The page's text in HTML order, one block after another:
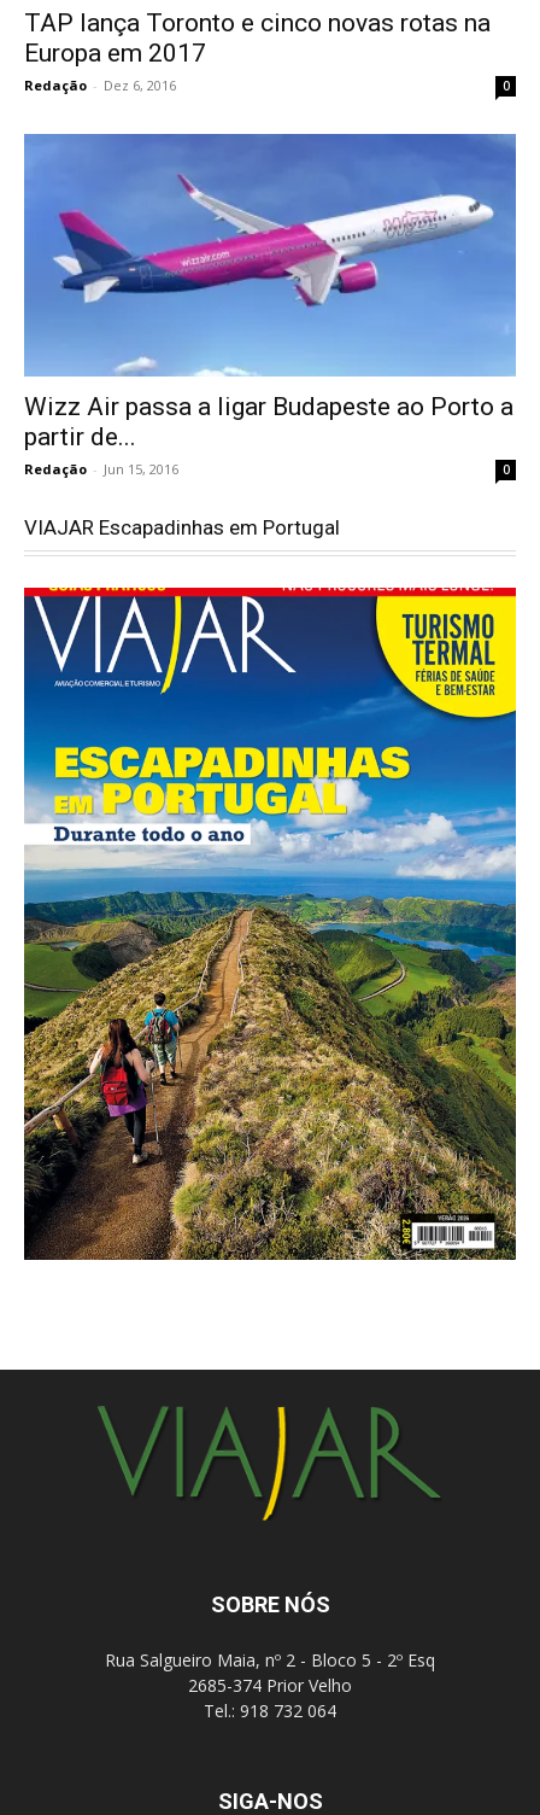
TAP lança Toronto e cinco novas rotas na
Europa em 2017
Redação - Dez 6, 2016 0
Wizz Air passa a ligar Budapeste ao Porto a
partir de...
Redação - Jun 15, 2016 0
VIAJAR Escapadinhas em Portugal
SOBRE NÓS
Rua Salgueiro Maia, nº 2 - Bloco 5 - 2º Esq
2685-374 Prior Velho
Tel.: 918 732 064
SIGA-NOS